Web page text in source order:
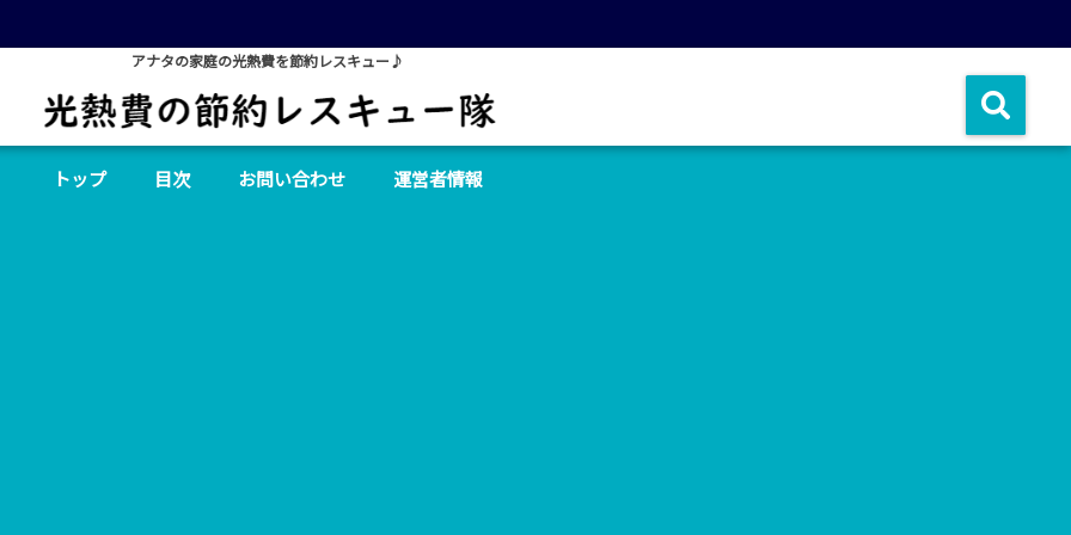
アナタの家庭の光熱費を節約レスキュー♪
トップ 目次 お問い合わせ 運営者情報